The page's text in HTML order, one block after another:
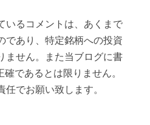
いるコメントは、あくまで
であり、特定銘柄への投資
ません。また当ブログに書
であるとは限りません。
でお願い致します。